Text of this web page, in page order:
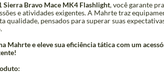
Sierra Bravo Mace MK4 Flashlight, você garante
e atividades exigentes. A Mahrte traz
qualidade, pensados para superar suas
Mahrte e eleve sua eficiência tática com um